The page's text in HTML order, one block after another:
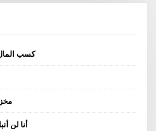
كسب المال
أنا لن